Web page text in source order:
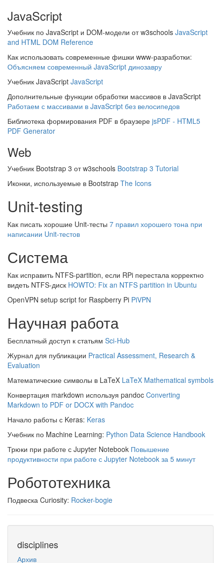
JavaScript
Учебник по JavaScript и DOM-модели от w3schools JavaScript
and HTML DOM Reference
Как использовать современные фишки www-разработки:
Объясняем современный JavaScript динозавру
Учебник JavaScript JavaScript
Дополнительные функции обработки массивов в JavaScript
Работаем с массивами в JavaScript без велосипедов
Библиотека формирования PDF в браузере jsPDF - HTML5
PDF Generator
Web
Учебник Bootstrap 3 от w3schools Bootstrap 3 Tutorial
Иконки, используемые в Bootstrap The Icons
Unit-testing
Как писать хорошие Unit-тесты 7 правил хорошего тона при
написании Unit-тестов
Система
Как исправить NTFS-partition, если RPi перестала корректно
видеть NTFS-диск HOWTO: Fix an NTFS partition in Ubuntu
OpenVPN setup script for Raspberry Pi PiVPN
Научная работа
Бесплатный доступ к статьям Sci-Hub
Журнал для публикации Practical Assessment, Research &
Evaluation
Математические символы в LaTeX LaTeX Mathematical symbols
Конвертация markdown используя pandoc Converting
Markdown to PDF or DOCX with Pandoc
Начало работы с Keras: Keras
Учебник по Machine Learning: Python Data Science Handbook
Трюки при работе с Jupyter Notebook Повышение
продуктивности при работе с Jupyter Notebook за 5 минут
Робототехника
Подвеска Curiosity: Rocker-bogie
disciplines
Архив